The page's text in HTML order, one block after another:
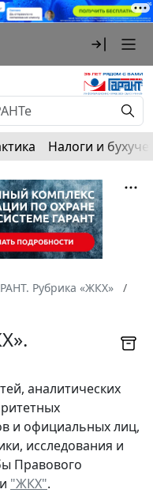
Налоги и
Рубрика «ЖКХ»
аналитических
и официальных лиц,
исследования и
Правового
"ЖКХ".